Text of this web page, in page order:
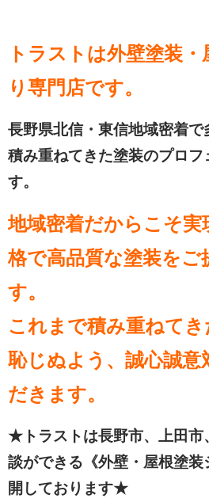
トラストは外壁塗装
り専門店です。
長野県北信・東信地域密着で
積み重ねてきた塗装のプロ
す。
地域密着だからこそ実
格で高品質な塗装をご
す。
これまで積み重ねて
恥じぬよう、誠心誠意
だきます。
★トラストは長野市、上田市
談ができる《外壁・屋根塗
開しております★